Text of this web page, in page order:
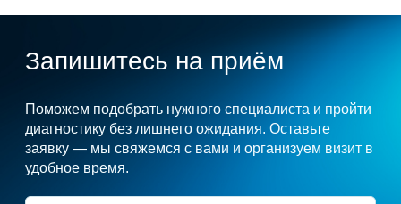
Запишитесь на приём
Поможем подобрать нужного специалиста и пройти
диагностику без лишнего ожидания. Оставьте
заявку — мы свяжемся с вами и организуем визит в
удобное время.